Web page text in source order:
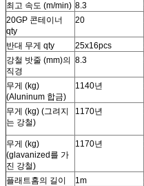
최고 속도 (m/min) 8.3
20GP 콘테이너
qty
20
반대 무게 qty 25x16pcs
강철 밧줄 (mm)의
직경
8.3
무게 (kg)
(Aluninum 합금)
1140년
무게 (kg) (그려지
는 강철)
1170년
무게 (kg)
(glavanized를 가
진 강철)
1170년
플래트홈의 길이 1m